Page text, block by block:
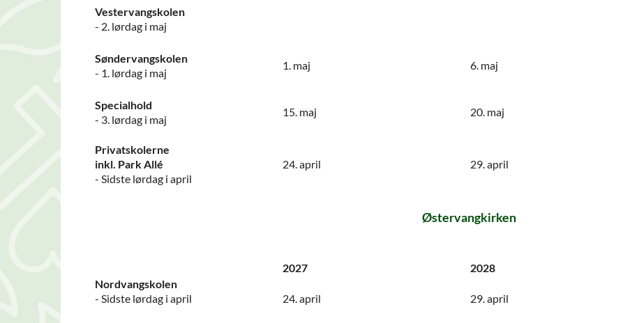
Vestervangskolen
- 2. lørdag i maj
Søndervangskolen
- 1. lørdag i maj
1. maj
6. maj
Specialhold
- 3. lørdag i maj
15. maj 20. maj
Privatskolerne
inkl. Park Allé
- Sidste lørdag i april
24. april 29. april
Østervangkirken
2027
2028
Nordvangskolen
- Sidste lørdag i april
24. april 29. april